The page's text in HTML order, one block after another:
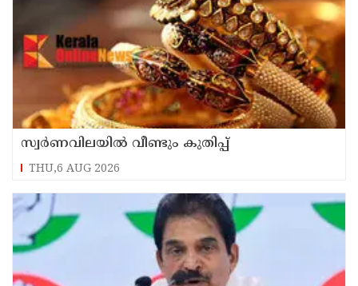
സ്വർണവിലയിൽ വീണ്ടും കുതിപ്പ്
THU,6 AUG 2026